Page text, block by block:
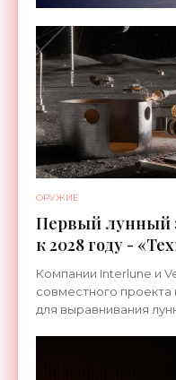
ОРУЖИЕ
Первый лунный
к 2028 году -
Компании Interlune и
совместного
для выравнивания